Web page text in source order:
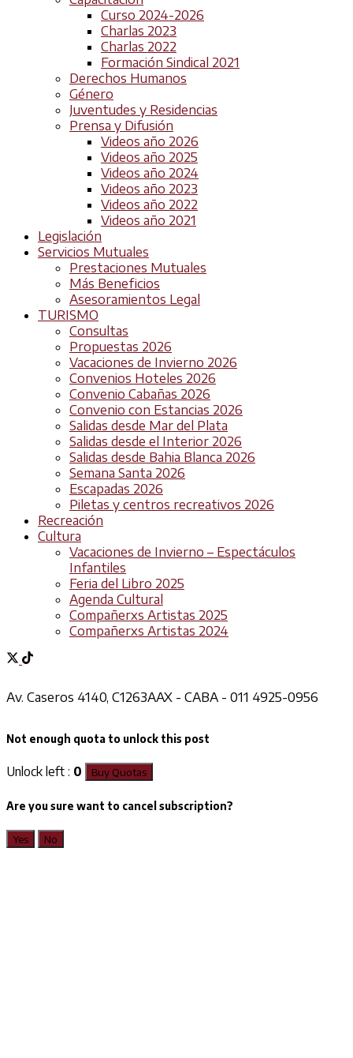
Curso 2024-2026
Charlas 2023
Charlas 2022
Formación Sindical 2021
Derechos Humanos
Género
Juventudes y Residencias
Prensa y Difusión
Videos año 2026
Videos año 2025
Videos año 2024
Videos año 2023
Videos año 2022
Videos año 2021
Legislación
Servicios Mutuales
Prestaciones Mutuales
Más Beneficios
Asesoramientos Legal
TURISMO
Consultas
Propuestas 2026
Vacaciones de Invierno 2026
Convenios Hoteles 2026
Convenio Cabañas 2026
Convenio con Estancias 2026
Salidas desde Mar del Plata
Salidas desde el Interior 2026
Salidas desde Bahia Blanca 2026
Semana Santa 2026
Escapadas 2026
Piletas y centros recreativos 2026
Recreación
Cultura
Vacaciones de Invierno – Espectáculos
Infantiles
Feria del Libro 2025
Agenda Cultural
Compañerxs Artistas 2025
Compañerxs Artistas 2024
Av. Caseros 4140, C1263AAX - CABA - 011 4925-0956
Not enough quota to unlock this post
Unlock left : 0 Buy Quotas
Are you sure want to cancel subscription?
Yes No